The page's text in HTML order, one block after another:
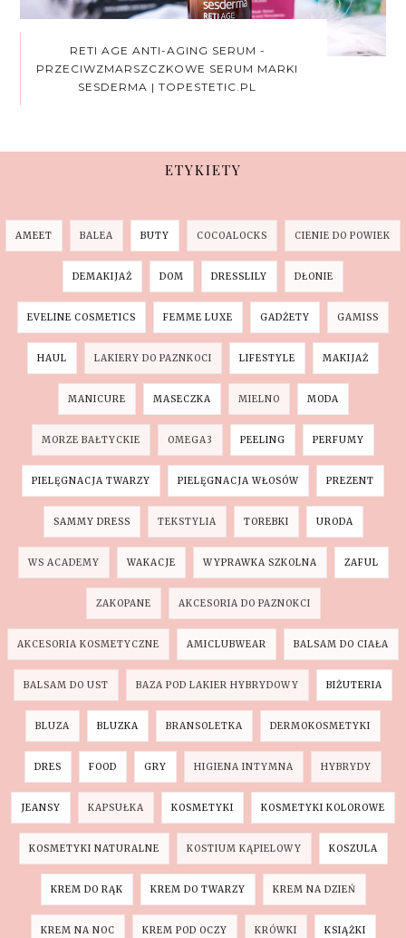
RETI AGE ANTI-AGING SERUM -
PRZECIWZMARSZCZKOWE SERUM MARKI
SESDERMA | TOPESTETIC.PL
ETYKIETY
AMEET BALEA BUTY COCOALOCKS CIENIE DO POWIEK
DEMAKIJAŻ DOM DRESSLILY DŁONIE
EVELINE COSMETICS FEMME LUXE GADŻETY GAMISS
HAUL LAKIERY DO PAZNKOCI LIFESTYLE MAKIJAŻ
MANICURE MASECZKA MIELNO MODA
MORZE BAŁTYCKIE OMEGA3 PEELING PERFUMY
PIELĘGNACJA TWARZY PIELĘGNACJA WŁOSÓW PREZENT
SAMMY DRESS TEKSTYLIA TOREBKI URODA
WS ACADEMY WAKACJE WYPRAWKA SZKOLNA ZAFUL
ZAKOPANE AKCESORIA DO PAZNOKCI
AKCESORIA KOSMETYCZNE AMICLUBWEAR BALSAM DO CIAŁA
BALSAM DO UST BAZA POD LAKIER HYBRYDOWY BIŻUTERIA
BLUZA BLUZKA BRANSOLETKA DERMOKOSMETYKI
DRES FOOD GRY HIGIENA INTYMNA HYBRYDY
JEANSY KAPSUŁKA KOSMETYKI KOSMETYKI KOLOROWE
KOSMETYKI NATURALNE KOSTIUM KĄPIELOWY KOSZULA
KREM DO RĄK KREM DO TWARZY KREM NA DZIEŃ
KREM NA NOC KREM POD OCZY KRÓWKI KSIĄŻKI